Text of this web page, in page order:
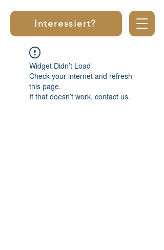
Interessiert?
Widget Didn’t Load
Check your internet and refresh
this page.
If that doesn’t work, contact us.